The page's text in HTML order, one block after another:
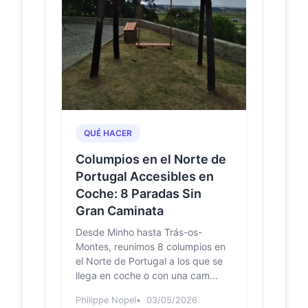
da Senhora da
Guia: 4660-344
Código postal da Senhora da Guia:
4660-344 - Serviço de pesquisa de
código postal. Obtenha a morada
correspondente a um...
São João de
Wikipédia, a
pt.wikipedia.org
São João de Fontoura é uma
freguesia portuguesa do município
de Resende, com 5,21 km² de área e
537 habitantes (censo de...
Wikiloc | PR1 RSD -
Rota dos Cerejais
(em Flor) (São João
de Fontoura -
Resende) Trail
wikiloc.com
Depois de passar a localidade de
QUÉ HACER
Columpios en el Norte de
Portugal Accesibles en
Coche: 8 Paradas Sin
Gran Caminata
Desde Minho hasta Trás-os-
Montes, reunimos 8 columpios en
el Norte de Portugal a los que se
llega en coche o con una cam...
Philippe Nopel 03/05/2026